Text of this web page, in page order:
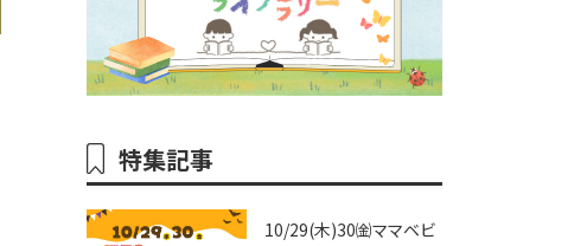
特集記事
10/29(木)30㈮ママベビ